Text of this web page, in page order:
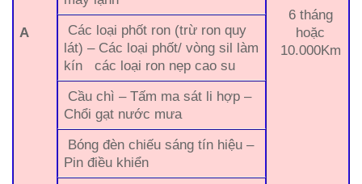
A
6 tháng
hoặc
10.000Km
Các loại phốt ron (trừ ron quy
lát) – Các loại phốt/ vòng sil làm
kín các loại ron nẹp cao su
Cầu chì – Tấm ma sát li hợp –
Chổi gạt nước mưa
Bóng đèn chiếu sáng tín hiệu –
Pin điều khiển